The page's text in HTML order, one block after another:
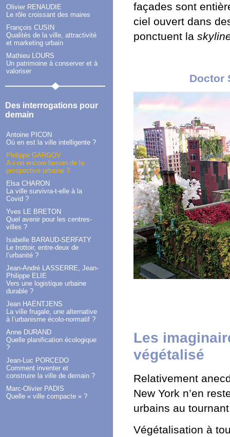
Olivier RENAUDIE
Le rôle croissant des maires
François CUSIN
Qualités de la ville, attractivité
et marketing urbain
Mathieu LOURS
Un patrimoine à conserver et à
valoriser
Des interrogations pour
demain
Antoine PICON
Où en est la ville intelligente ?
Philippe GARGOV
A-t-on encore besoin de la
prospective urbaine ?
Elsa CHARON
La ville survivra-t-elle à la
Covid ?
Yves LE BRETON
Quel avenir pour les centres-
villes ?
Isabelle BARAUD-SERFATY
Le trottoir, entre-deux de
l’urbanité ?
Jean-André LASSERRE, Jean-
Philippe ELIE
Vers une logistique urbaine
durable ?
Jean HAËNTJENS
La ville frugale, une alternative
à l’urbanisme écolo-normatif ?
Anne DURAND
Quelle planification écologique
?
Jean-Luc PORCEDO
Comment inventer et
construire la ville de demain ?
Marc-Olivier PADIS
Quelle « ville compacte » ?
façades sont
ciel ouvert dans
ponctuent la
Doctor
Les
végétalisé
Relativement
New York n’en
urbains au
Végétalisation à